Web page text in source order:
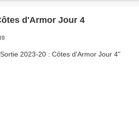
d'Armor Jour 4